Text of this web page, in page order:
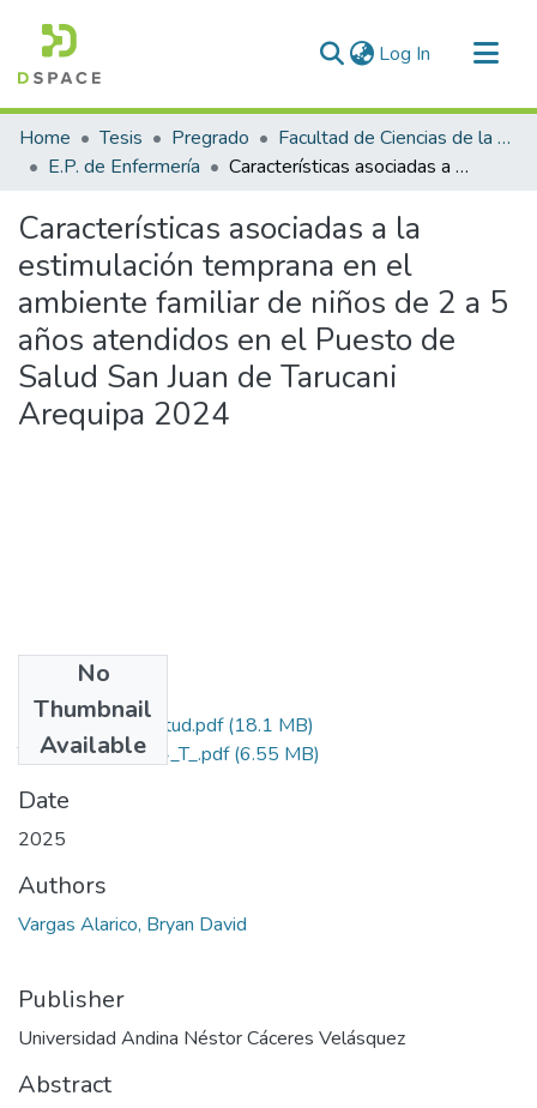
Log In (current)
Communities & Collections
All of DSpace
Home Tesis Pregrado
Facultad de Ciencias de la Salud
E.P. de Enfermería
Características asociadas a la estimulación temprana en el ambiente familiar de niños de 2 a 5 años atendidos en el Puesto de Salud San Juan de Tarucani Arequipa 2024
Características asociadas a la
estimulación temprana en el
ambiente familiar de niños de 2 a 5
años atendidos en el Puesto de
Salud San Juan de Tarucani
Arequipa 2024
No
Thumbnail
Available
Grado de Similitud.pdf(18.1 MB)
T036_47176644_T_.pdf(6.55 MB)
Date
2025
Authors
Vargas Alarico, Bryan David
Publisher
Universidad Andina Néstor Cáceres Velásquez
Abstract